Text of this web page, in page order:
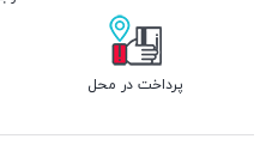
پرداخت در محل